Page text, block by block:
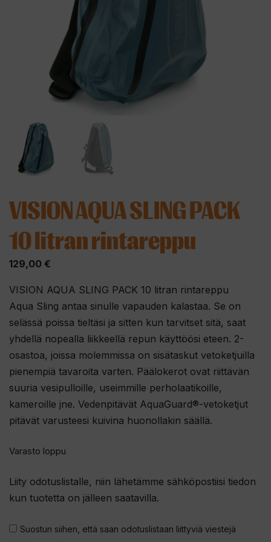
VISION AQUA SLING PACK
10 litran rintareppu
129,00 €
VISION AQUA SLING PACK 10 litran rintareppu
Aqua Sling antaa sinulle vapauden kalastaa. Se on
selässä poissa tieltäsi ja sitten kun tarvitset sitä, saat
yhdellä nopealla liikkeellä repun käyttöösi eteen. 2-
osastoa, joissa molemmissa on sisätaskut vetoketjuilla
pienempiä tavaroita varten. Päälokerot ovat riittävän
suuria vesipulloille, useimmille perholaatikoille,
kameroille jne. Vedenpitävät AquaGuard®-vetoketjut
pitävät varusteesi kuivina huonollakin säällä.
Varasto loppu
Liity odotuslistalle, niin lähetämme sähköpostiisi tiedon
kun tuotetta on jälleen saatavilla.
Suostun siihen, että saan odotuslistaan liittyviä viestejä